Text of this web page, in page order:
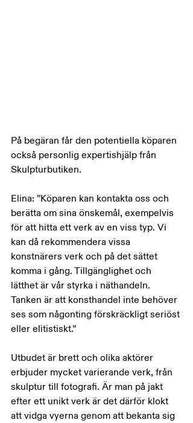
På begäran får den potentiella köparen
också personlig expertishjälp från
Skulpturbutiken.
Elina: ”Köparen kan kontakta oss och
berätta om sina önskemål, exempelvis
för att hitta ett verk av en viss typ. Vi
kan då rekommendera vissa
konstnärers verk och på det sättet
komma i gång. Tillgänglighet och
lätthet är vår styrka i näthandeln.
Tanken är att konsthandel inte behöver
ses som någonting förskräckligt seriöst
eller elitistiskt.”
Utbudet är brett och olika aktörer
erbjuder mycket varierande verk, från
skulptur till fotografi. Är man på jakt
efter ett unikt verk är det därför klokt
att vidga vyerna genom att bekanta sig